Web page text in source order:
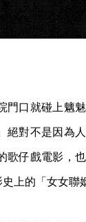
門口就碰上魑
絕對不是因為
歌仔戲電影，
上的「女女聯